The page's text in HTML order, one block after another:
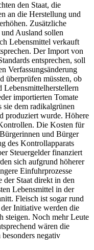
den Staat, die
an die Herstellung und
Zusätzliche
Ausland sollen
Lebensmittel verkauft
Der Import von
entsprechen, soll
Verfassungsänderung
überprüfen müssten, ob
importierten Tomate
sie dem radikalgrünen
produziert wurde. Höhere
Die Kosten für
und Bürger
des Kontrollapparats
Steuergelder finanziert
sich aufgrund höherer
Einfuhrprozesse
der Staat direkt in den
Lebensmittel in der
Fleisch ist sogar rund
Initiative werden die
steigen. Noch mehr Leute
wären die
negativ